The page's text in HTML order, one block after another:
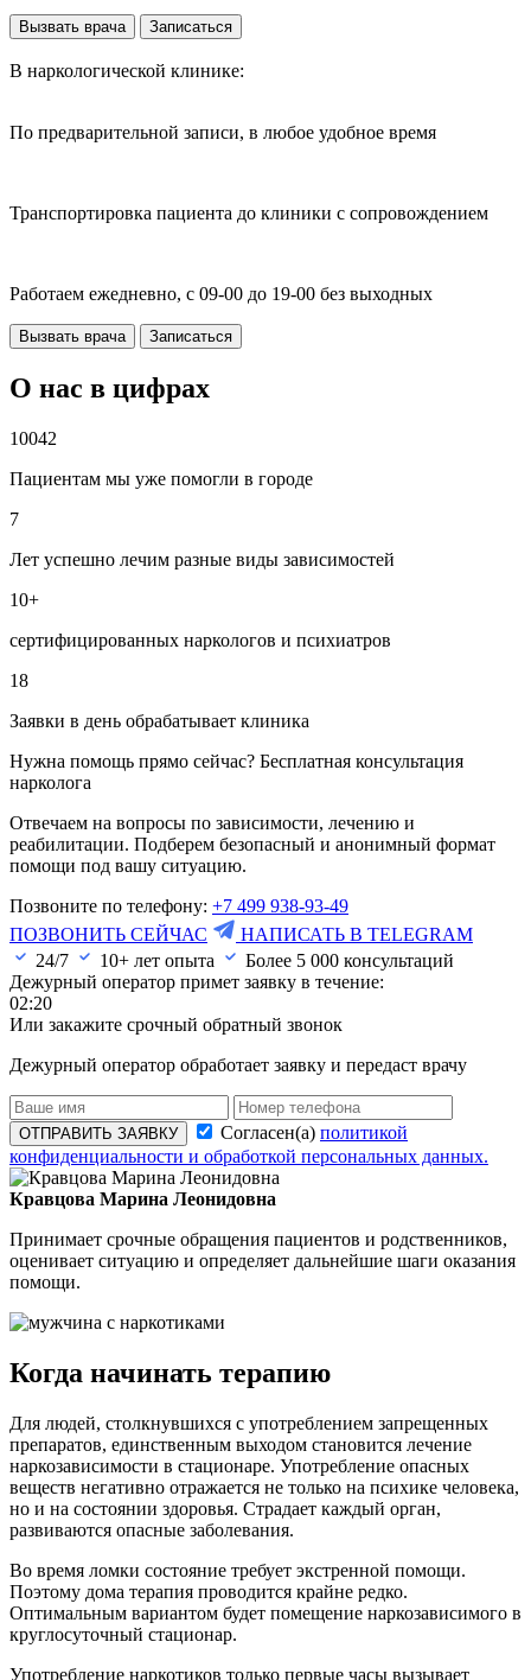
Вызвать врача Записаться
В наркологической клинике:
По предварительной записи, в любое удобное время
Транспортировка пациента до клиники с сопровождением
Работаем ежедневно, с 09-00 до 19-00 без выходных
Вызвать врача Записаться
О нас в цифрах
10042
Пациентам мы уже помогли в городе
7
Лет успешно лечим разные виды зависимостей
10+
сертифицированных наркологов и психиатров
18
Заявки в день обрабатывает клиника
Нужна помощь прямо сейчас? Бесплатная консультация
нарколога
Отвечаем на вопросы по зависимости, лечению и
реабилитации. Подберем безопасный и анонимный формат
помощи под вашу ситуацию.
Позвоните по телефону: +7 499 938-93-49
ПОЗВОНИТЬ СЕЙЧАС
НАПИСАТЬ В TELEGRAM
24/7
10+ лет опыта Более 5 000 консультаций
Дежурный оператор примет заявку в течение:
02:20
Или закажите срочный обратный звонок
Дежурный оператор обработает заявку и передаст врачу
ОТПРАВИТЬ ЗАЯВКУ Согласен(а) политикой
конфиденциальности и обработкой персональных данных.
Кравцова Марина Леонидовна
Принимает срочные обращения пациентов и родственников,
оценивает ситуацию и определяет дальнейшие шаги оказания
помощи.
Когда начинать терапию
Для людей, столкнувшихся с употреблением запрещенных
препаратов, единственным выходом становится лечение
наркозависимости в стационаре. Употребление опасных
веществ негативно отражается не только на психике человека,
но и на состоянии здоровья. Страдает каждый орган,
развиваются опасные заболевания.
Во время ломки состояние требует экстренной помощи.
Поэтому дома терапия проводится крайне редко.
Оптимальным вариантом будет помещение наркозависимого в
круглосуточный стационар.
Употребление наркотиков только первые часы вызывает